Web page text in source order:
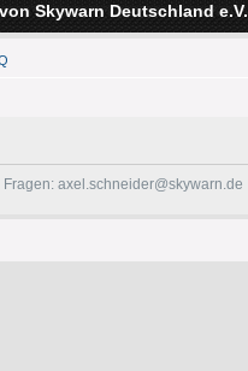
Skywarn Deutschland e.V.
axel.schneider@skywarn.de